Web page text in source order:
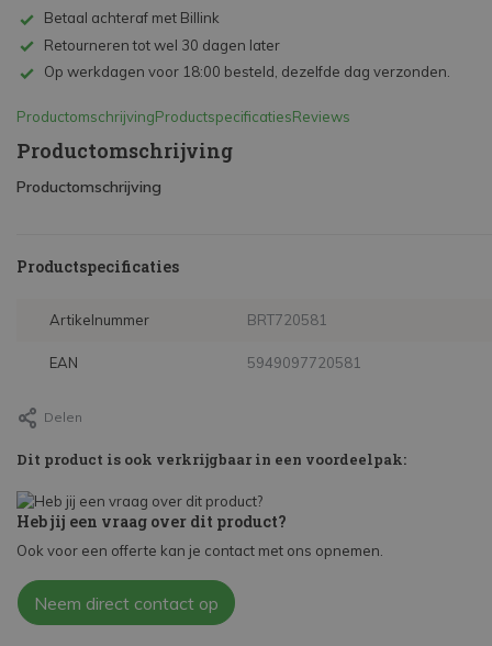
Betaal achteraf met Billink
Retourneren tot wel 30 dagen later
Op werkdagen voor 18:00 besteld, dezelfde dag verzonden.
ProductomschrijvingProductspecificatiesReviews
Productomschrijving
Productomschrijving
Productspecificaties
Artikelnummer BRT720581
EAN 5949097720581
Delen
Dit product is ook verkrijgbaar in een voordeelpak:
Heb jij een vraag over dit product?
Ook voor een offerte kan je contact met ons opnemen.
Neem direct contact op